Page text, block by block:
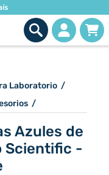
Laboratorio /
/
Azules de
Scientific -